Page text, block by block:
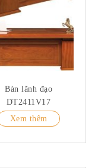
Bàn lãnh đạo
DT2411V17
Xem thêm